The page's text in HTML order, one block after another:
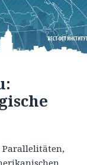
Parallelitäten,